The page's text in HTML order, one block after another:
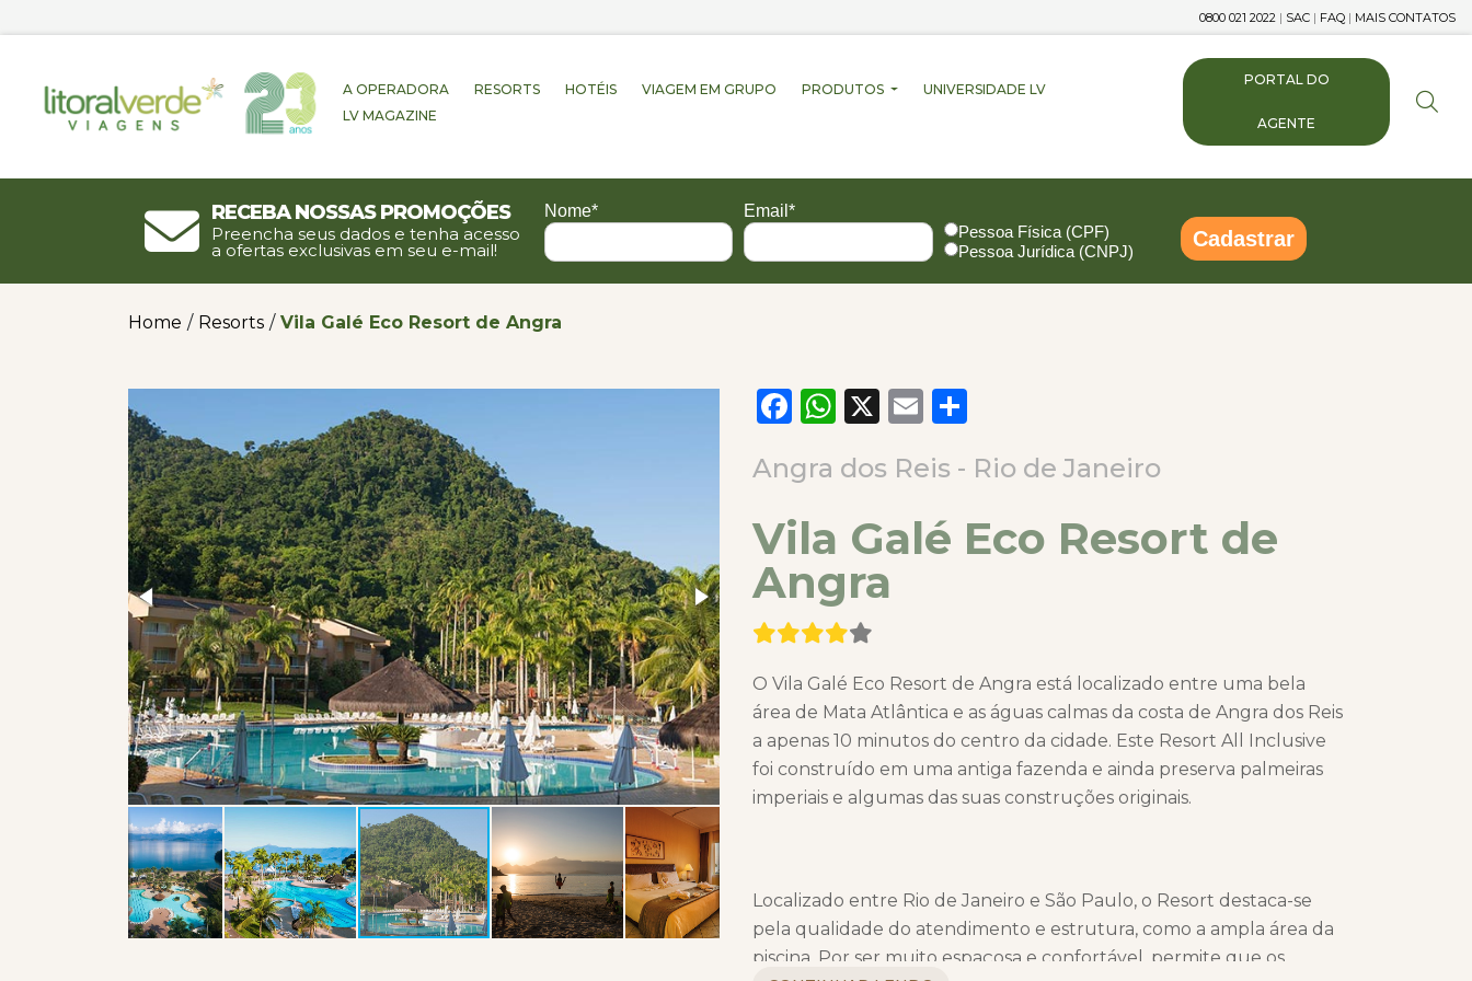
0800 021 2022 | SAC | FAQ | MAIS CONTATOS
A OPERADORA RESORTS HOTÉIS VIAGEM EM GRUPO PRODUTOS
UNIVERSIDADE LV
LV MAGAZINE
PORTAL DO
AGENTE
Receba nossas promoções
Preencha seus dados e tenha acesso
a ofertas exclusivas em seu e-mail!
Nome*
Email*
Pessoa Física (CPF)
Pessoa Jurídica (CNPJ)
Cadastrar
Home / Resorts / Vila Galé Eco Resort de Angra
Facebook
WhatsApp
X Email
Angra dos Reis - Rio de Janeiro
Vila Galé Eco Resort de
Angra
O Vila Galé Eco Resort de Angra está localizado entre uma bela
área de Mata Atlântica e as águas calmas da costa de Angra dos Reis
a apenas 10 minutos do centro da cidade. Este Resort All Inclusive
foi construído em uma antiga fazenda e ainda preserva palmeiras
imperiais e algumas das suas construções originais.
Localizado entre Rio de Janeiro e São Paulo, o Resort destaca-se
pela qualidade do atendimento e estrutura, como a ampla área da
piscina. Por ser muito espaçosa e confortável, permite que os